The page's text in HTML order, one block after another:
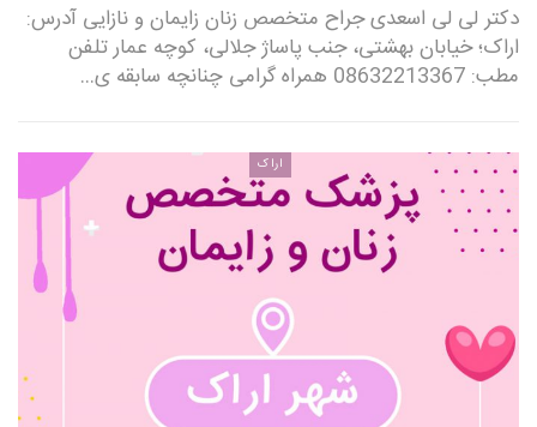
دکتر لی لی اسعدی جراح متخصص زنان زایمان و نازایی آدرس:
اراک؛ خیابان بهشتی، جنب پاساژ جلالی، کوچه عمار تلفن
مطب: 08632213367 همراه گرامی چنانچه سابقه ی…
اراک